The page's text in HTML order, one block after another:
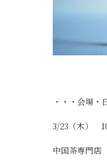
・・・会場
3/23（木）
中国茶専門店